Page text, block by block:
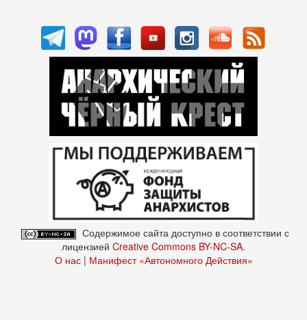
Содержимое сайта доступно в соответствии с
лицензией Creative Commons BY-NC-SA.
О нас| Манифест «Автономного Действия»